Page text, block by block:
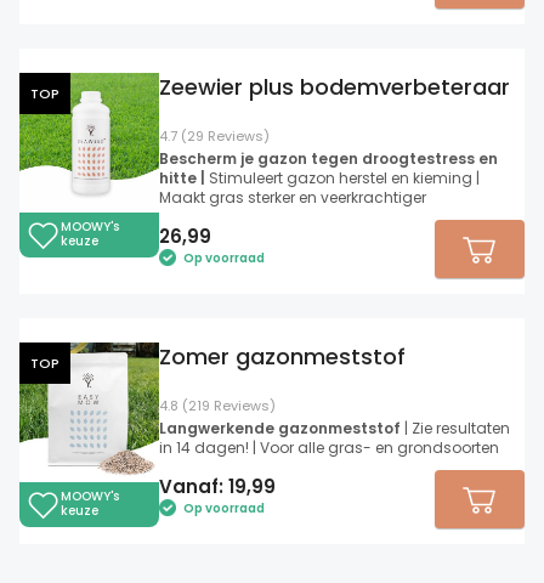
TOP
MOOWY's
keuze
4.7 (29 Reviews)
Zeewier plus bodemverbeteraar
Bescherm je gazon tegen droogtestress en
hitte | Stimuleert gazon herstel en kieming |
Maakt gras sterker en veerkrachtiger
26,99
Op voorraad
TOP
MOOWY's
keuze
4.8 (219 Reviews)
Zomer gazonmeststof
Langwerkende gazonmeststof | Zie resultaten
in 14 dagen! | Voor alle gras- en grondsoorten
Vanaf: 19,99
Op voorraad